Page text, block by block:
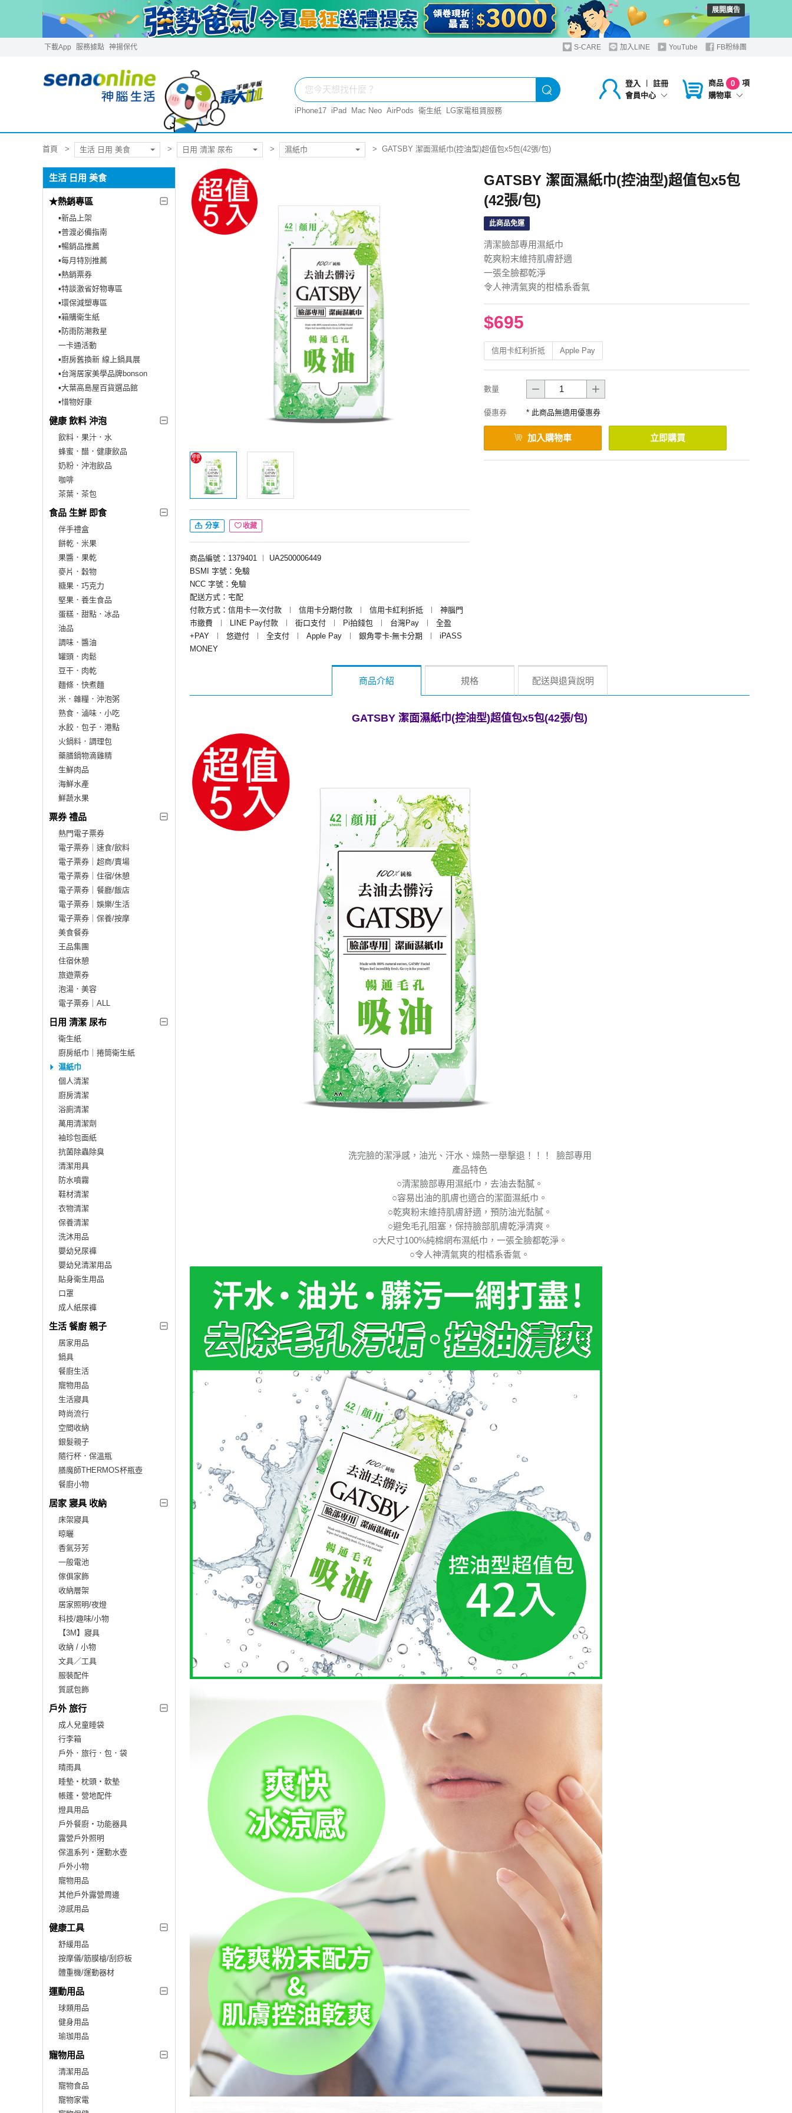
展開廣告
下載App 服務據點 神揚保代 S-CARE 加入LINE YouTube FB粉絲團
登入 ︱
註冊
會員中心
商品 0
項
購物車
iPhone17 iPad Mac Neo AirPods 衛生紙 LG家電租賃服務
首頁 生活 日用 美食 日用 清潔 尿布 濕紙巾 GATSBY 潔面濕紙巾(控油型)超值包x5包(42張/包)
生活 日用 美食
★熱銷專區
▪︎新品上架
▪︎普渡必備指南
▪︎暢銷品推薦
▪︎每月特別推薦
▪︎熱銷票券
▪︎特談激省好物專區
▪︎環保減塑專區
▪︎箱購衛生紙
▪︎防雨防潮救星
一卡通活動
▪︎廚房舊換新 線上鍋具展
▪︎台灣居家美學品牌bonson
▪︎大葉高島屋百貨選品館
▪︎惜物好康
健康 飲料 沖泡
飲料．果汁．水
蜂蜜．醋．健康飲品
奶粉．沖泡飲品
咖啡
茶葉．茶包
食品 生鮮 即食
伴手禮盒
餅乾．米果
果醬．果乾
麥片．穀物
糖果．巧克力
堅果．養生食品
蛋糕．甜點．冰品
油品
調味．醬油
罐頭．肉鬆
豆干．肉乾
麵條．快煮麵
米．雜糧．沖泡粥
熟食．滷味．小吃
水餃．包子．港點
火鍋料．調理包
藥膳鍋物滴雞精
生鮮肉品
海鮮水產
鮮蔬水果
票券 禮品
熱門電子票券
電子票券｜速食/飲料
電子票券｜超商/賣場
電子票券｜住宿/休憩
電子票券｜餐廳/飯店
電子票券｜娛樂/生活
電子票券｜保養/按摩
美食餐券
王品集團
住宿休憩
旅遊票券
泡湯．美容
電子票券｜ALL
日用 清潔 尿布
衛生紙
廚房紙巾｜捲筒衛生紙
濕紙巾
個人清潔
廚房清潔
浴廁清潔
萬用清潔劑
袖珍包面紙
抗菌除蟲除臭
清潔用具
防水噴霧
鞋材清潔
衣物清潔
保養清潔
洗沐用品
嬰幼兒尿褲
嬰幼兒清潔用品
貼身衛生用品
口罩
成人紙尿褲
生活 餐廚 親子
居家用品
鍋具
餐廚生活
寵物用品
生活寢具
時尚流行
空間收納
銀髮親子
隨行杯．保溫瓶
膳魔師THERMOS杯瓶壺
餐廚小物
居家 寢具 收納
床架寢具
晾曬
香氣芬芳
一般電池
傢俱家飾
收納層架
居家照明/夜燈
科技/趣味/小物
【3M】寢具
收納 / 小物
文具／工具
服裝配件
質感包飾
戶外 旅行
成人兒童睡袋
行李箱
戶外．旅行．包．袋
晴雨具
睡墊‧枕頭‧軟墊
帳篷‧營地配件
燈具用品
戶外餐廚‧功能器具
露營戶外照明
保溫系列‧運動水壺
戶外小物
寵物用品
其他戶外露營周邊
涼感用品
健康工具
舒緩用品
按摩儀/筋膜槍/刮痧板
體重機/運動器材
運動用品
球類用品
健身用品
瑜珈用品
寵物用品
清潔用品
寵物食品
寵物家電
分享 收藏
商品編號：1379401 ︱
UA2500006449
BSMI 字號：免驗
NCC 字號：免驗
配送方式：宅配
付款方式：信用卡一次付款
︱ 信用卡分期付款 ︱ 信用卡紅利折抵 ︱
神腦門
市繳費
︱ LINE Pay付款 ︱ 街口支付 ︱ Pi拍錢包 ︱ 台灣Pay ︱
全盈
+PAY
︱ 悠遊付 ︱ 全支付 ︱ Apple Pay ︱ 銀角零卡-無卡分期 ︱
iPASS
MONEY
GATSBY 潔面濕紙巾(控油型)超值包x5包
(42張/包)
此商品免運
清潔臉部專用濕紙巾
乾爽粉末維持肌膚舒適
一張全臉都乾淨
令人神清氣爽的柑橘系香氣
$695
信用卡紅利折抵 Apple Pay
數量
優惠券 * 此商品無適用優惠券
加入購物車 立即購買
商品介紹 規格 配送與退貨說明
GATSBY 潔面濕紙巾(控油型)超值包x5包(42張/包)
洗完臉的潔淨感，油光、汗水、燥熱一舉擊退！！！ 臉部專用
產品特色
○清潔臉部專用濕紙巾，去油去黏膩。
○容易出油的肌膚也適合的潔面濕紙巾。
○乾爽粉末維持肌膚舒適，預防油光黏膩。
○避免毛孔阻塞，保持臉部肌膚乾淨清爽。
○大尺寸100%純棉網布濕紙巾，一張全臉都乾淨。
○令人神清氣爽的柑橘系香氣。